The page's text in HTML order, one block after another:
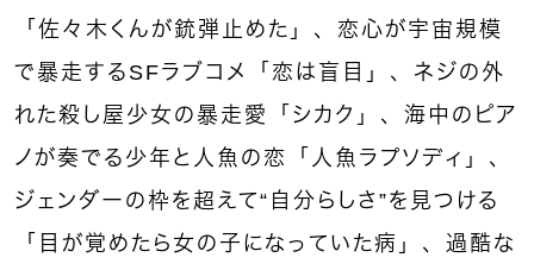
「佐々木くんが銃弾止めた」、恋心が宇宙規模
で暴走するSFラブコメ「恋は盲目」、ネジの外
れた殺し屋少女の暴走愛「シカク」、海中のピア
ノが奏でる少年と人魚の恋「人魚ラプソディ」、
ジェンダーの枠を超えて“自分らしさ”を見つける
「目が覚めたら女の子になっていた病」、過酷な